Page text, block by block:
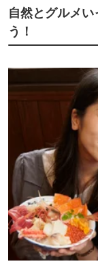
自然とグルメ
う！